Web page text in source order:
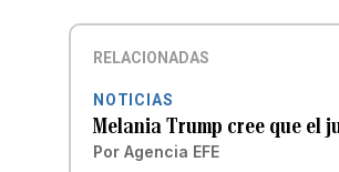
RELACIONADAS
NOTICIAS
Melania Trump cree que el
Por Agencia EFE